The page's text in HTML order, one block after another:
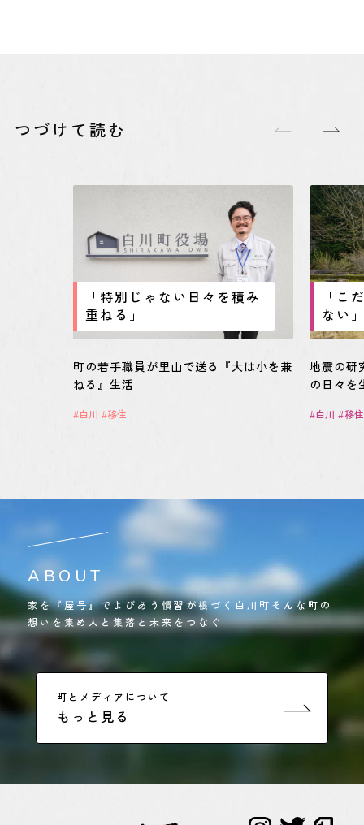
つづけて読む
「特別じゃない日々を積み
重ねる」
町の若手職員が里山で送る『大は小を兼
ねる』生活
白川 移住
「こ
ない
地震の研
の日々を
白川 移住
ABOUT
家を『屋号』でよびあう慣習が根づく白川町そんな町の
想いを集め人と集落と未来をつなぐ
町とメディアについて
もっと見る